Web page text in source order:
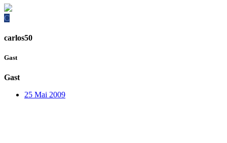
C
carlos50
Gast
Gast
25 Mai 2009